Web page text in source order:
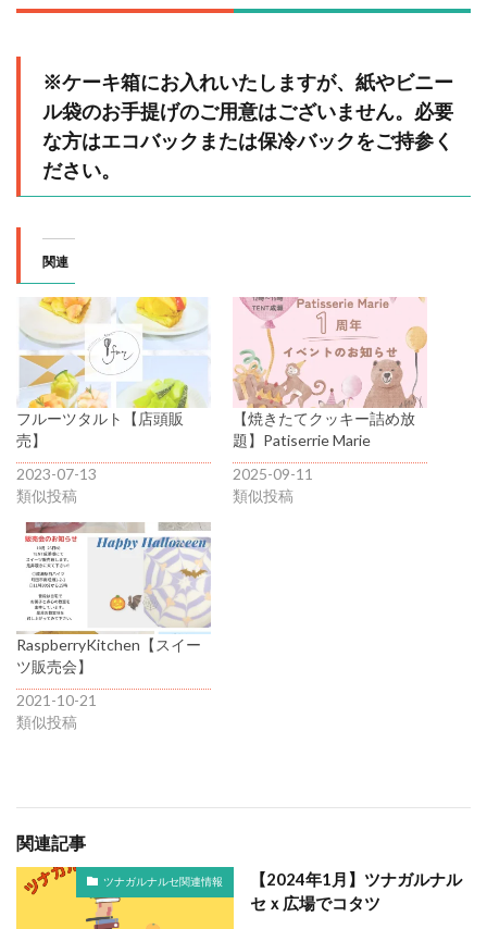
※ケーキ箱にお入れいたしますが、紙やビニー
ル袋のお手提げのご用意はございません。必要
な方はエコバックまたは保冷バックをご持参く
ださい。
関連
フルーツタルト【店頭販
売】
2023-07-13
類似投稿
【焼きたてクッキー詰め放
題】Patiserrie Marie
2025-09-11
類似投稿
RaspberryKitchen【スイー
ツ販売会】
2021-10-21
類似投稿
関連記事
ツナガルナルセ関連情報
【2024年1月】ツナガルナル
セｘ広場でコタツ